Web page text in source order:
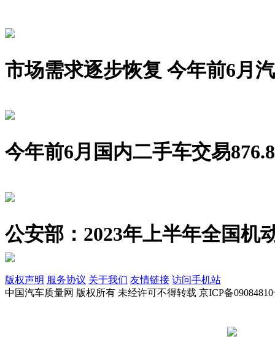
市场需求逐步恢复 今年前6月
今年前6月国内二手车交易
公安部：2023年上半年全国机
版权声明 服务协议 关于我们 友情链接 访问手机站
中国汽车质量网 版权所有 未经许可不得转载 京ICP备09084810